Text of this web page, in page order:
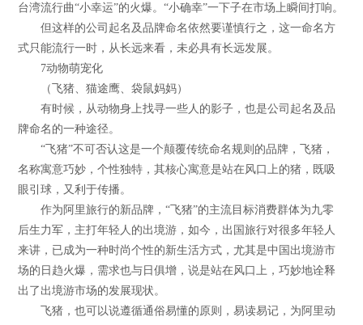
台湾流行曲“小幸运”的火爆。“小确幸”一下子在市场上瞬间打响。
但这样的公司起名及品牌命名依然要谨慎行之，这一命名方
式只能流行一时，从长远来看，未必具有长远发展。
7动物萌宠化
（飞猪、猫途鹰、袋鼠妈妈）
有时候，从动物身上找寻一些人的影子，也是公司起名及品
牌命名的一种途径。
“飞猪”不可否认这是一个颠覆传统命名规则的品牌，飞猪，
名称寓意巧妙，个性独特，其核心寓意是站在风口上的猪，既吸
眼引球，又利于传播。
作为阿里旅行的新品牌，“飞猪”的主流目标消费群体为九零
后生力军，主打年轻人的出境游，如今，出国旅行对很多年轻人
来讲，已成为一种时尚个性的新生活方式，尤其是中国出境游市
场的日趋火爆，需求也与日俱增，说是站在风口上，巧妙地诠释
出了出境游市场的发展现状。
飞猪，也可以说遵循通俗易懂的原则，易读易记，为阿里动